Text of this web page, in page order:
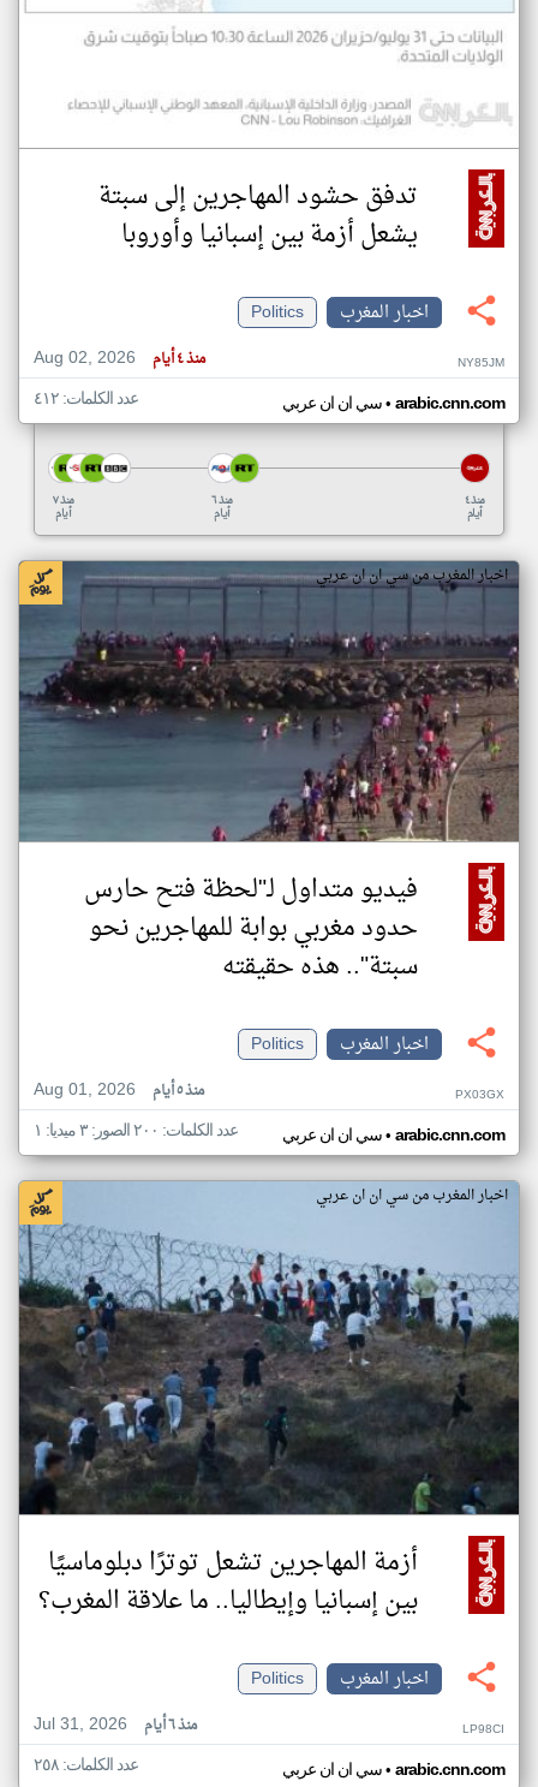
تدفق حشود المهاجرين إلى سبتة
يشعل أزمة بين إسبانيا وأوروبا
اخبار المغرب
Politics
Aug 02, 2026
منذ ٤ أيام NY85JM
سي ان ان عربي• arabic.cnn.com عدد الكلمات: ٤١٢
منذ ٧
أيام
منذ ٦
أيام
منذ ٤
أيام
اخبار المغرب من سي ان ان عربي
فيديو متداول لـ"لحظة فتح حارس
حدود مغربي بوابة للمهاجرين نحو
سبتة".. هذه حقيقته
اخبار المغرب
Politics
Aug 01, 2026
منذ ٥ أيام PX03GX
سي ان ان عربي• arabic.cnn.com عدد الكلمات: ٢٠٠ الصور: ٣ ميديا: ١
اخبار المغرب من سي ان ان عربي
أزمة المهاجرين تشعل توترًا دبلوماسيًا
بين إسبانيا وإيطاليا.. ما علاقة المغرب؟
اخبار المغرب
Politics
Jul 31, 2026
منذ ٦ أيام LP98CI
سي ان ان عربي• arabic.cnn.com عدد الكلمات: ٢٥٨